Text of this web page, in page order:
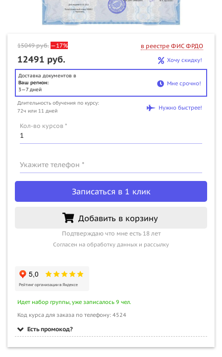
15049руб. —17% в реестре ФИС ФРДО
12491 руб. Хочу скидку!
Доставка документов в
Ваш регион:
3—7 дней
Мне срочно!
Длительность обучения по курсу:
72ч или 11 дней
Нужно быстрее!
Кол-во курсов *
Укажите телефон *
Записаться в 1 клик
Добавить в корзину
Подтверждаю что мне есть 18 лет
Согласен на обработку данных и рассылку
Идет набор группы, уже записалось 9 чел.
Код курса для заказа по телефону: 4524
Есть промокод?